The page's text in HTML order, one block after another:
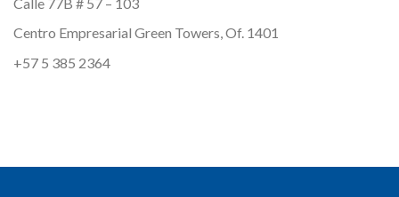
Centro Empresarial Green Towers, Of. 1401
+57 5 385 2364